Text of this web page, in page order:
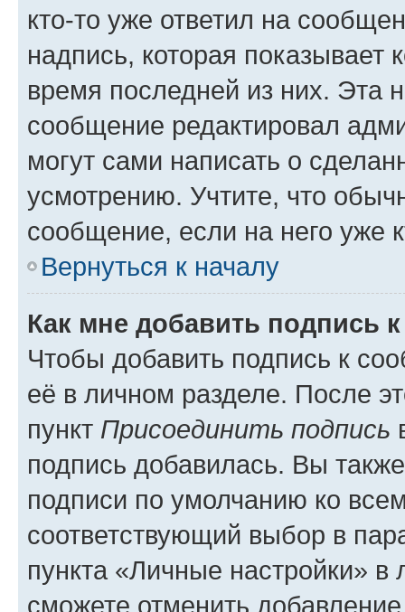
кто-то уже ответил на
надпись, которая показывает
время последней из них. Эта
сообщение редактировал
могут сами написать о
усмотрению. Учтите, что
сообщение, если на него уже
Вернуться к началу
Как мне добавить подпись
Чтобы добавить подпись к
её в личном разделе. После
пункт Присоединить подпись
подпись добавилась. Вы
подписи по умолчанию ко
соответствующий выбор в
пункта «Личные настройки»
сможете отменить